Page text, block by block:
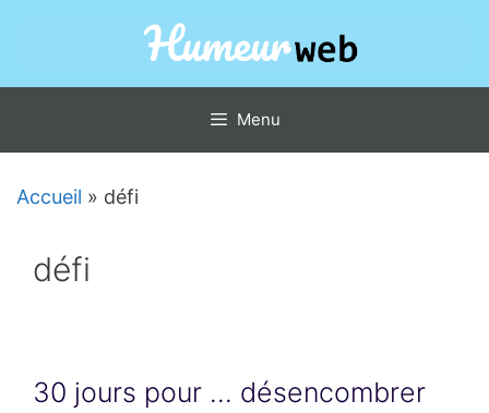
Menu
Accueil » défi
défi
30 jours pour … désencombrer